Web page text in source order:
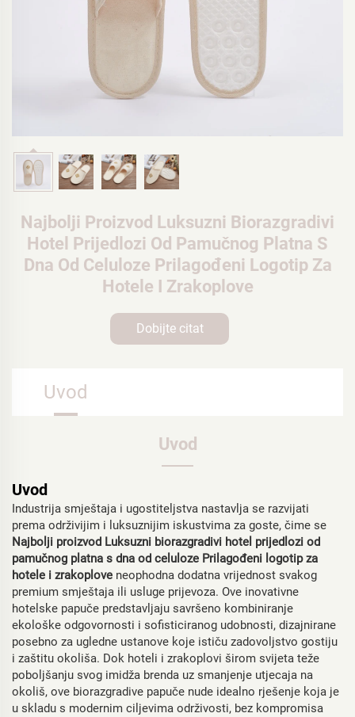
Najbolji Proizvod Luksuzni Biorazgradivi
Hotel Prijedlozi Od Pamučnog Platna S
Dna Od Celuloze Prilagođeni Logotip Za
Hotele I Zrakoplove
Dobijte citat
Uvod
Uvod
Uvod
Industrija smještaja i ugostiteljstva nastavlja se razvijati
prema održivijim i luksuznijim iskustvima za goste, čime se
Najbolji proizvod Luksuzni biorazgradivi hotel prijedlozi od
pamučnog platna s dna od celuloze Prilagođeni logotip za
hotele i zrakoplove neophodna dodatna vrijednost svakog
premium smještaja ili usluge prijevoza. Ove inovativne
hotelske papuče predstavljaju savršeno kombiniranje
ekološke odgovornosti i sofisticiranog udobnosti, dizajnirane
posebno za ugledne ustanove koje ističu zadovoljstvo gostiju
i zaštitu okoliša. Dok hoteli i zrakoplovi širom svijeta teže
poboljšanju svog imidža brenda uz smanjenje utjecaja na
okoliš, ove biorazgradive papuče nude idealno rješenje koja je
u skladu s modernim ciljevima održivosti, bez kompromisa